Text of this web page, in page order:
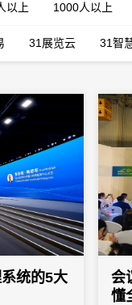
以上 1000人以上
31展览云 31智
统的5大
会
懂